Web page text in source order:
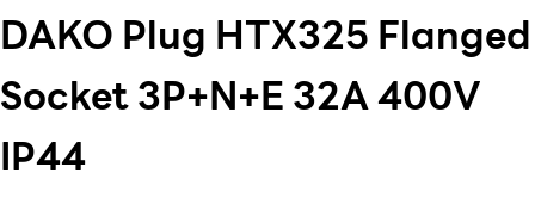
DAKO Plug HTX325 Flanged
Socket 3P+N+E 32A 400V
IP44